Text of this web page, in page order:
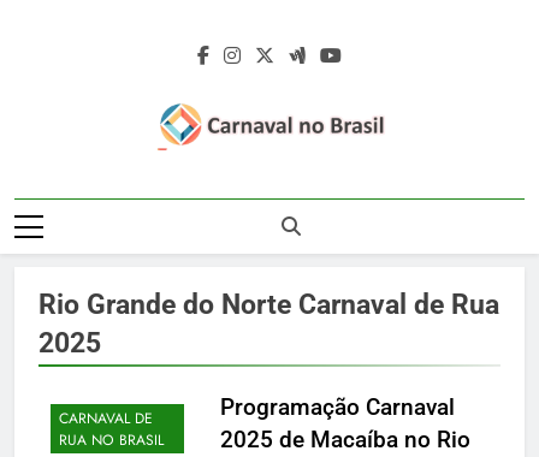
Carnaval No
Brasil 2027 –
Carnaval De Rua
2027 – Desfile
Das Escolas De
Samba
Rua 2027 – Desfile Das Escolas De
Samba – Fotos Carnaval 2026 – Blocos
Rainhas De Bateria – Famosos No
Rio Grande do Norte Carnaval de Rua
2025
CARNAVAL DE
RUA NO BRASIL
Programação Carnaval
2025 de Macaíba no Rio